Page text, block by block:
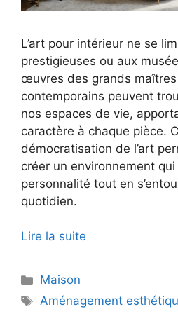
L’art pour intérieur ne se
prestigieuses ou aux
œuvres des grands
contemporains peuvent
nos espaces de vie,
caractère à chaque pièce.
démocratisation de l’art
créer un environnement
personnalité tout en
quotidien.
Lire la suite
Catégories
Maison
Étiquettes
Aménagement